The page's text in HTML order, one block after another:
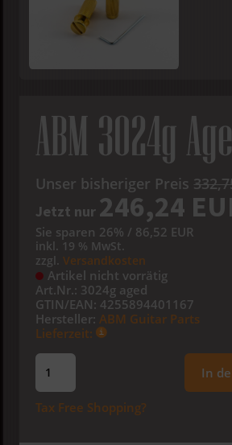
ABM 3024g
Unser bisheriger Preis
Jetzt nur 246,24
Sie sparen 26% / 86,52 EUR
inkl. 19 % MwSt.
zzgl.Versandkosten
Artikel nicht vorrätig
Art.Nr.: 3024g aged
GTIN/EAN: 4255894401167
Hersteller: ABM Guitar Parts
Lieferzeit:
In
Tax Free Shopping?